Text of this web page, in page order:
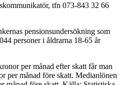
tfn 073-843 32 66
pensionsundersökning som
personer i åldrarna 18-65 år
per månad efter skatt får man
per månad före skatt. Medianlönen